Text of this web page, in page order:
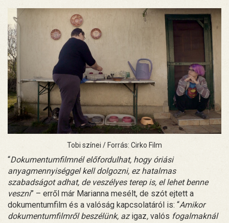
Tobi színei / Forrás: Cirko Film
“Dokumentumfilmnél előfordulhat, hogy óriási
anyagmennyiséggel kell dolgozni, ez hatalmas
szabadságot adhat, de veszélyes terep is, el lehet benne
veszni” – erről már Marianna mesélt, de szót ejtett a
dokumentumfilm és a valóság kapcsolatáról is: “Amikor
dokumentumfilmről beszélünk, az igaz, valós fogalmaknál